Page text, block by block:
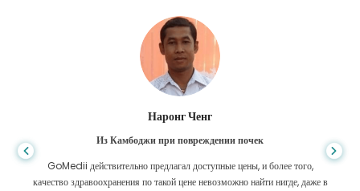
Шандха Дас
Из Бангладеш для гастроэнтерологии
Я поблагодарил своего сына и блестящую команду GoMedii, которые
помогли мне в моем путешествии из Бангладеш в Индию для лечения.